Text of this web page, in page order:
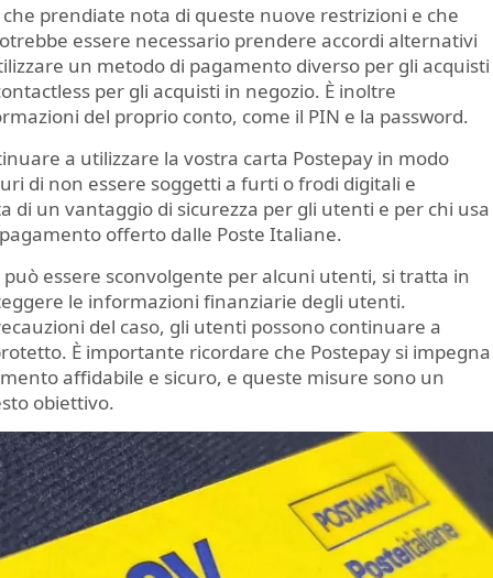
prendiate nota di queste nuove restrizioni e che
essere necessario prendere accordi alternativi
un metodo di pagamento diverso per gli acquisti
per gli acquisti in negozio. È inoltre
del proprio conto, come il PIN e la password.
a utilizzare la vostra carta Postepay in modo
di non essere soggetti a furti o frodi digitali e
di un vantaggio di sicurezza per gli utenti e per chi usa
offerto dalle Poste Italiane.
essere sconvolgente per alcuni utenti, si tratta in
le informazioni finanziarie degli utenti.
del caso, gli utenti possono continuare a
È importante ricordare che Postepay si impegna
affidabile e sicuro, e queste misure sono un
obiettivo.